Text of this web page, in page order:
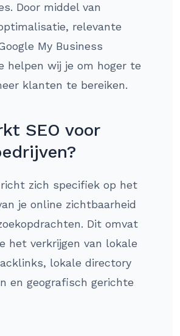
Door middel van
relevante
My Business
helpen wij je om hoger te
klanten te bereiken.
SEO voor
richt zich specifiek op het
je online zichtbaarheid
Dit omvat
het verkrijgen van lokale
lokale directory
en geografisch gerichte